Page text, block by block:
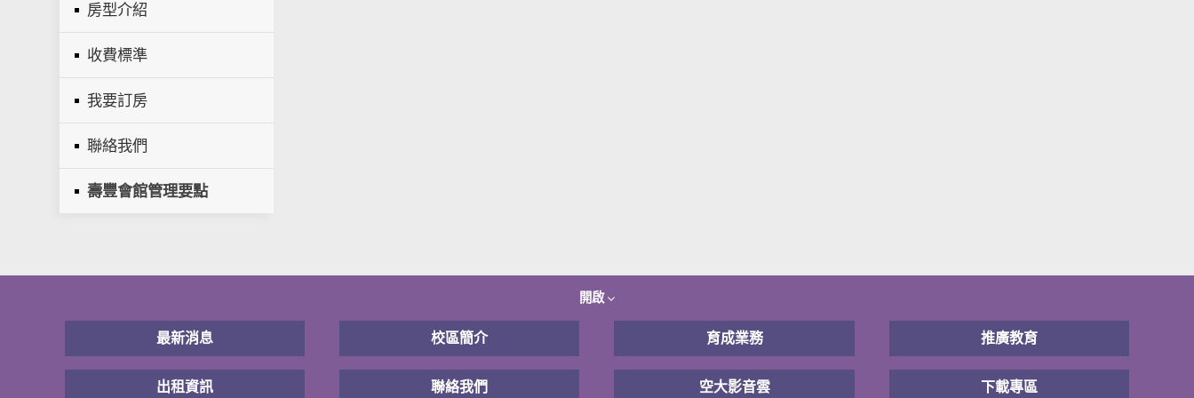
房型介紹
收費標準
我要訂房
聯絡我們
壽豐會館管理要點
開啟
最新消息 校區簡介 育成業務 推廣教育
出租資訊 聯絡我們 空大影音雲 下載專區